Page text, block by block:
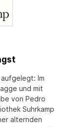
aufgelegt: Im
und mit
von Pedro
Suhrkamp
alternden